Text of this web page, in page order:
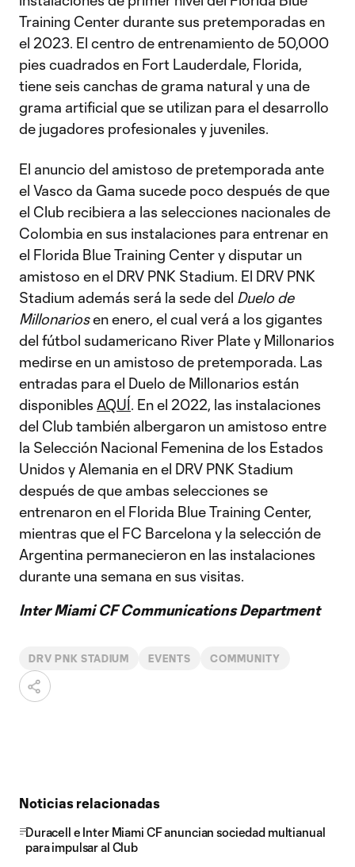
Training Center durante sus pretemporadas en
el 2023. El centro de entrenamiento de 50,000
pies cuadrados en Fort Lauderdale, Florida,
tiene seis canchas de grama natural y una de
grama artificial que se utilizan para el desarrollo
de jugadores profesionales y juveniles.
El anuncio del amistoso de pretemporada ante
el Vasco da Gama sucede poco después de que
el Club recibiera a las selecciones nacionales de
Colombia en sus instalaciones para entrenar en
el Florida Blue Training Center y disputar un
amistoso en el DRV PNK Stadium. El DRV PNK
Stadium además será la sede del Duelo de
Millonariosen enero, el cual verá a los gigantes
del fútbol sudamericano River Plate y Millonarios
medirse en un amistoso de pretemporada. Las
entradas para el Duelo de Millonarios están
disponibles AQUÍ. En el 2022, las instalaciones
del Club también albergaron un amistoso entre
la Selección Nacional Femenina de los Estados
Unidos y Alemania en el DRV PNK Stadium
después de que ambas selecciones se
entrenaron en el Florida Blue Training Center,
mientras que el FC Barcelona y la selección de
Argentina permanecieron en las instalaciones
durante una semana en sus visitas.
Inter Miami CF Communications Department
DRV PNK STADIUM EVENTS COMMUNITY
Noticias relacionadas
Duracell e Inter Miami CF anuncian sociedad multianual
para impulsar al Club